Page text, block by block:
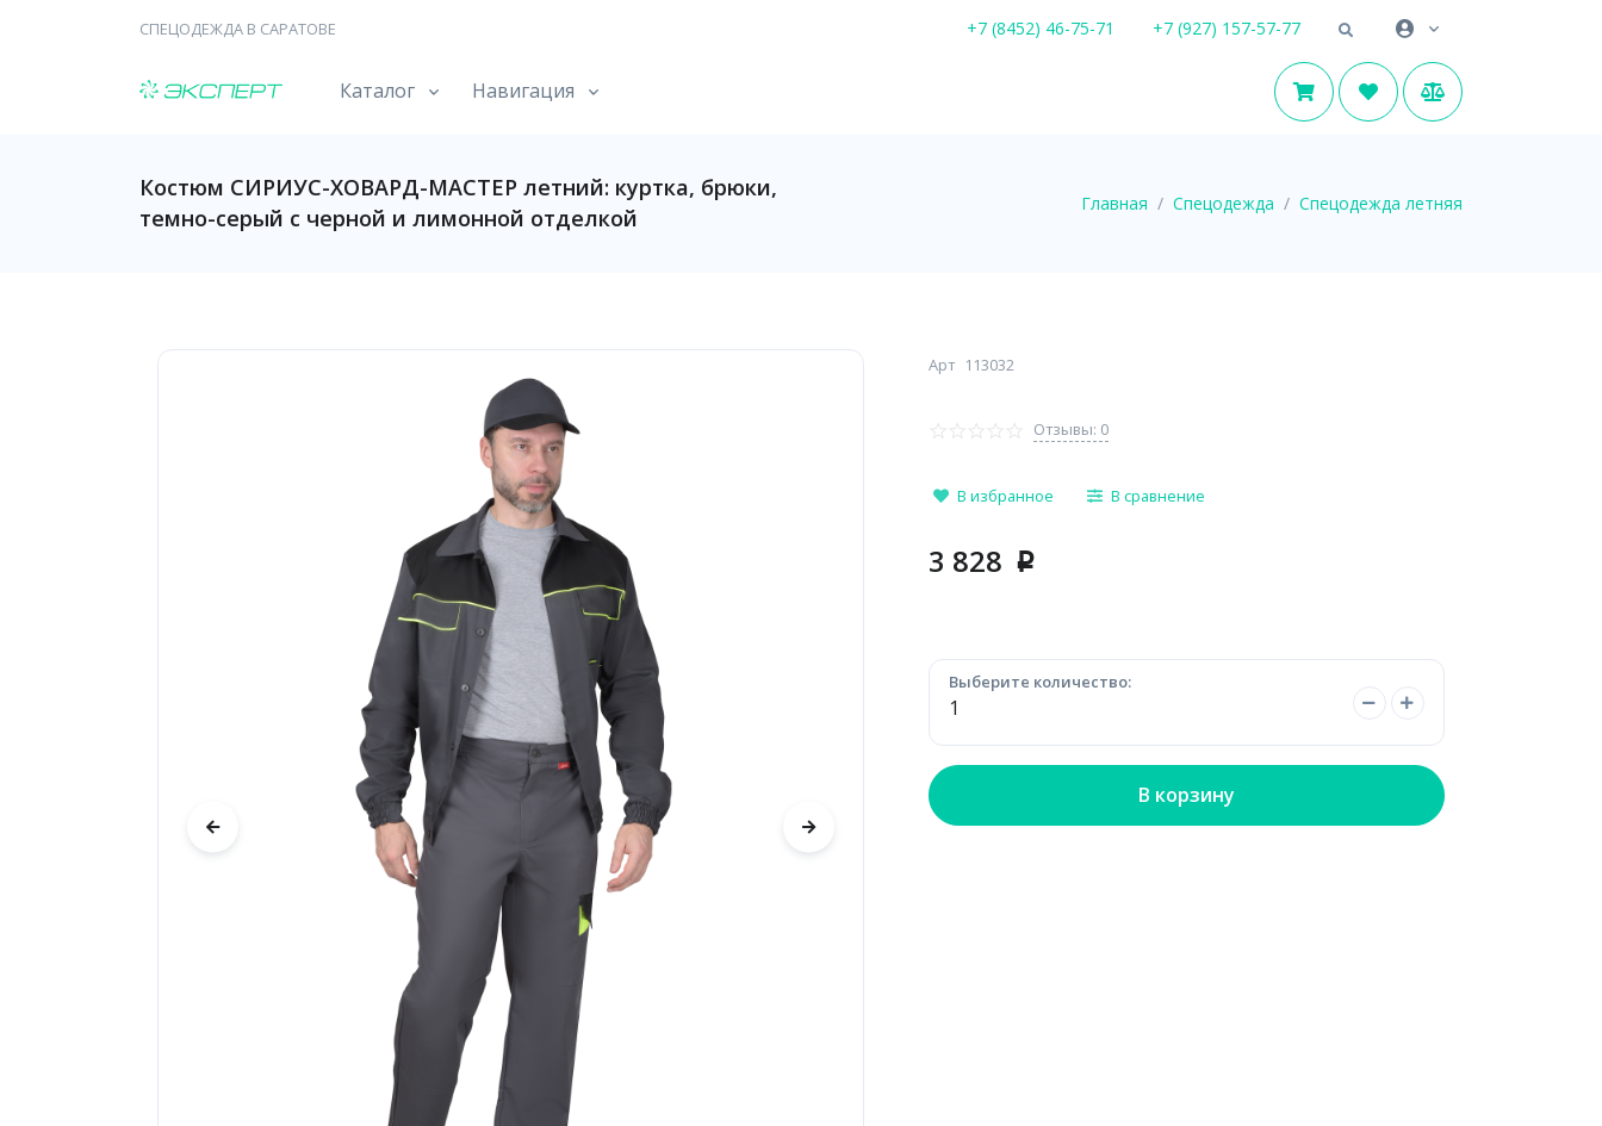
СПЕЦОДЕЖДА В САРАТОВЕ +7 (8452) 46-75-71 +7 (927) 157-57-77
Каталог Навигация
Костюм СИРИУС-ХОВАРД-МАСТЕР летний: куртка, брюки,
темно-серый с черной и лимонной отделкой
Главная Спецодежда Спецодежда летняя
Арт 113032
Отзывы: 0
В избранное В сравнение
3 828 p
Выберите количество:
В корзину